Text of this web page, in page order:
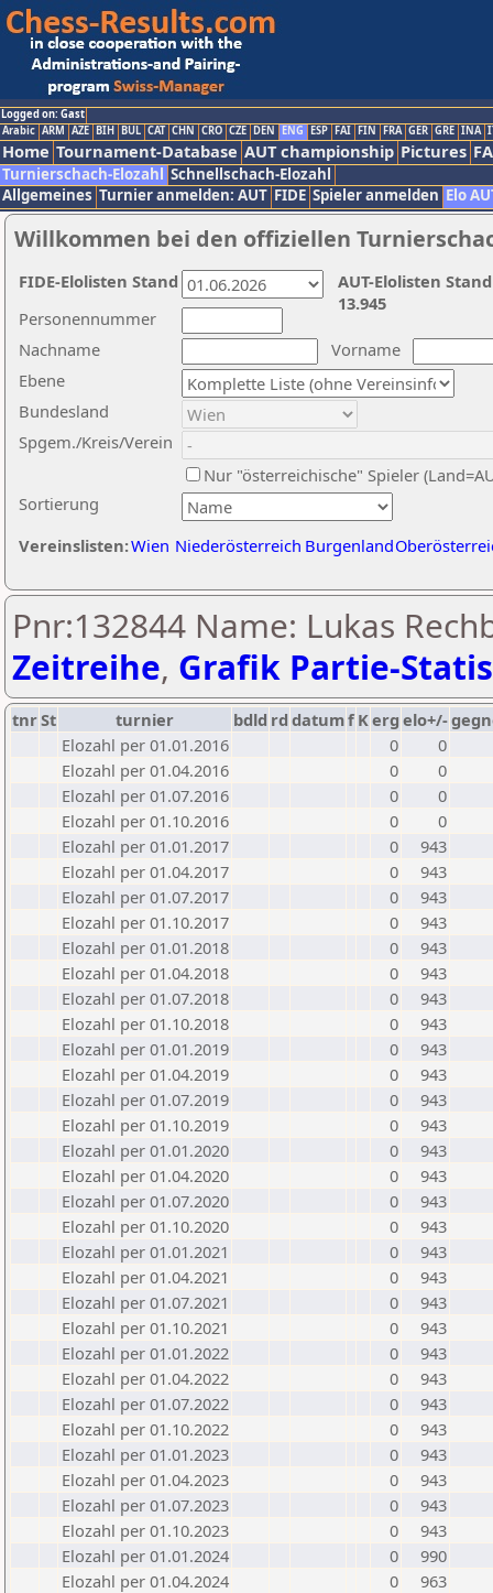
Logged on: Gast
Arabic ARM AZE BIH BUL CAT CHN CRO CZE DEN ENG ESP FAI FIN FRA GER GRE INA
Home Tournament-Database AUT championship Pictures
Turnierschach-Elozahl Schnellschach-Elozahl
Allgemeines Turnier anmelden: AUT FIDE Spieler anmelden Elo
Willkommen bei den offiziellen
Nachname
Vorname
Ebene
Sortierung
Personennummer
Bundesland
Spgem./Kreis/Verein
Nur "österreichische" Spieler
Vereinslisten:Wien Niederösterreich Burgenland
AUT-Elolisten
13.945
FIDE-Elolisten Stand
Pnr:132844 Name: Lukas
Zeitreihe, Grafik Partie-
tnrSt turnier bdld rd datumf Kerg elo+/-
Elozahl per 01.01.2016
0
0
Elozahl per 01.04.2016
0
0
Elozahl per 01.07.2016
0
0
Elozahl per 01.10.2016
0
0
Elozahl per 01.01.2017
0
943
Elozahl per 01.04.2017
0
943
Elozahl per 01.07.2017
0
943
Elozahl per 01.10.2017
0
943
Elozahl per 01.01.2018
0
943
Elozahl per 01.04.2018
0
943
Elozahl per 01.07.2018
0
943
Elozahl per 01.10.2018
0
943
Elozahl per 01.01.2019
0
943
Elozahl per 01.04.2019
0
943
Elozahl per 01.07.2019
0
943
Elozahl per 01.10.2019
0
943
Elozahl per 01.01.2020
0
943
Elozahl per 01.04.2020
0
943
Elozahl per 01.07.2020
0
943
Elozahl per 01.10.2020
0
943
Elozahl per 01.01.2021
0
943
Elozahl per 01.04.2021
0
943
Elozahl per 01.07.2021
0
943
Elozahl per 01.10.2021
0
943
Elozahl per 01.01.2022
0
943
Elozahl per 01.04.2022
0
943
Elozahl per 01.07.2022
0
943
Elozahl per 01.10.2022
0
943
Elozahl per 01.01.2023
0
943
Elozahl per 01.04.2023
0
943
Elozahl per 01.07.2023
0
943
Elozahl per 01.10.2023
0
943
Elozahl per 01.01.2024
0
990
Elozahl per 01.04.2024
0
963